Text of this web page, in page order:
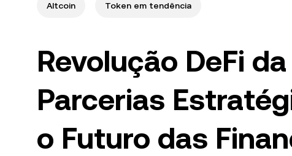
Altcoin Token em tendência
Revolução DeFi
Parcerias
o Futuro das